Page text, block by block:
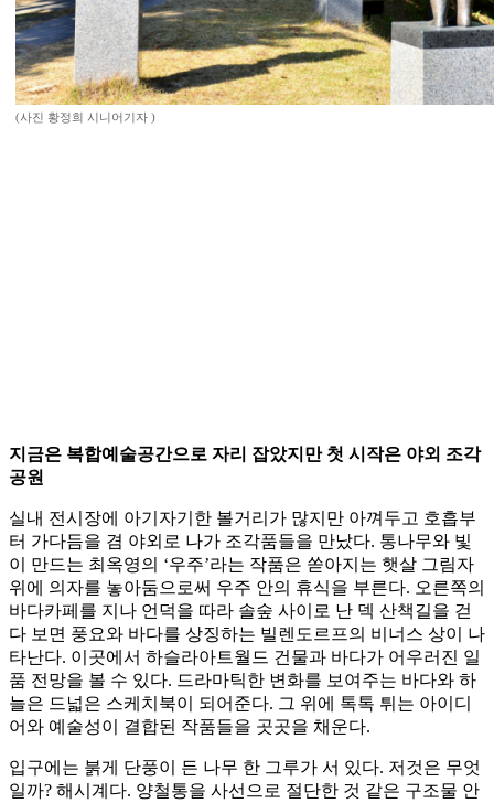
(사진 황정희 시니어기자 )
지금은 복합예술공간으로 자리 잡았지만 첫 시작은 야외 조각
공원
실내 전시장에 아기자기한 볼거리가 많지만 아껴두고 호흡부
터 가다듬을 겸 야외로 나가 조각품들을 만났다. 통나무와 빛
이 만드는 최옥영의 ‘우주’라는 작품은 쏟아지는 햇살 그림자
위에 의자를 놓아둠으로써 우주 안의 휴식을 부른다. 오른쪽의
바다카페를 지나 언덕을 따라 솔숲 사이로 난 덱 산책길을 걷
다 보면 풍요와 바다를 상징하는 빌렌도르프의 비너스 상이 나
타난다. 이곳에서 하슬라아트월드 건물과 바다가 어우러진 일
품 전망을 볼 수 있다. 드라마틱한 변화를 보여주는 바다와 하
늘은 드넓은 스케치북이 되어준다. 그 위에 톡톡 튀는 아이디
어와 예술성이 결합된 작품들을 곳곳을 채운다.
입구에는 붉게 단풍이 든 나무 한 그루가 서 있다. 저것은 무엇
일까? 해시계다. 양철통을 사선으로 절단한 것 같은 구조물 안